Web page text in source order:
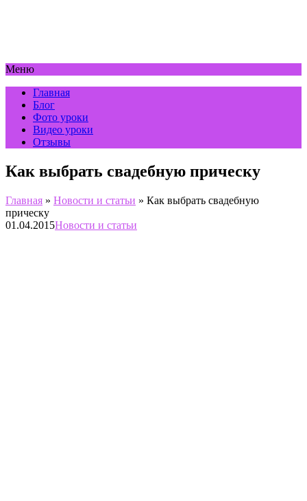
Меню
Главная
Блог
Фото уроки
Видео уроки
Отзывы
Как выбрать свадебную прическу
Главная » Новости и статьи » Как выбрать свадебную
прическу
01.04.2015Новости и статьи